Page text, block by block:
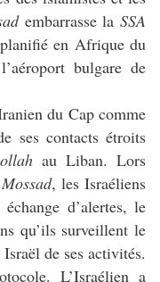
embarrasse laSSA
en Afrique du
bulgare de
du Cap comme
ses contacts étroits
au Liban. Lors
Mossad, les Israéliens
d’alertes, le
qu’ils surveillent le
de ses activités.
L’Israélien a